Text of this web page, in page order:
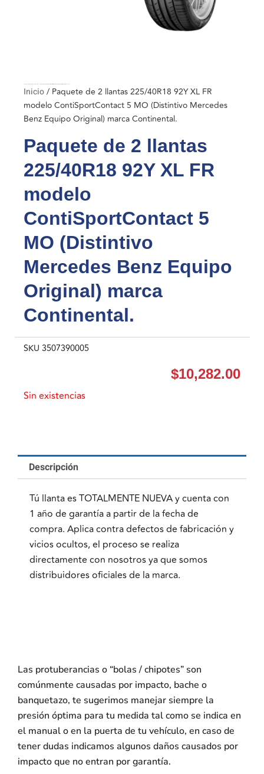
Inicio/ Paquete de 2 llantas 225/40R18 92Y XL FR
modelo ContiSportContact 5 MO (Distintivo Mercedes
Benz Equipo Original) marca Continental.
Paquete de 2 llantas
225/40R18 92Y XL FR
modelo
ContiSportContact 5
MO (Distintivo
Mercedes Benz Equipo
Original) marca
Continental.
SKU 3507390005
$10,282.00
Sin existencias
Descripción
Tú llanta es TOTALMENTE NUEVA y cuenta con
1 año de garantía a partir de la fecha de
compra. Aplica contra defectos de fabricación y
vicios ocultos, el proceso se realiza
directamente con nosotros ya que somos
distribuidores oficiales de la marca.
Las protuberancias o “bolas / chipotes” son
comúnmente causadas por impacto, bache o
banquetazo, te sugerimos manejar siempre la
presión óptima para tu medida tal como se indica en
el manual o en la puerta de tu vehículo, en caso de
tener dudas indicamos algunos daños causados por
impacto que no entran por garantía.